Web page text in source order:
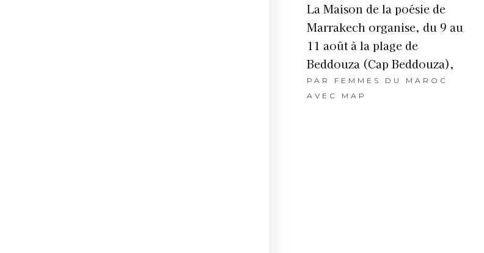
La Maison de la poésie de
Marrakech organise, du 9 au
11 août à la plage de
Beddouza (Cap Beddouza),
PAR FEMMES DU MAROC
AVEC MAP